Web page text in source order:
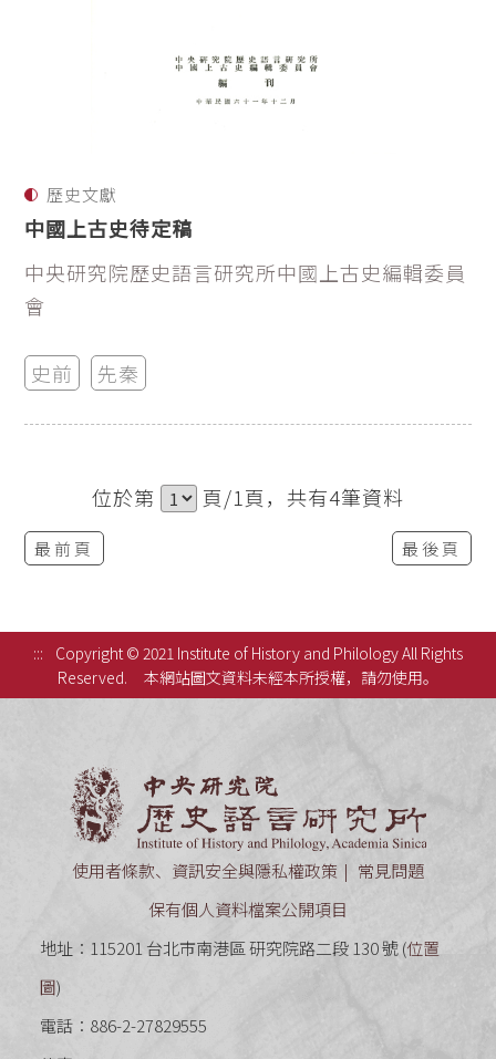
歷史文獻
中國上古史待定稿
中央研究院歷史語言研究所中國上古史編輯委員
會
史前 先秦
位於第 頁/1頁，共有4筆資料
最前頁 最後頁
:::
Copyright © 2021 Institute of History and Philology All Rights
Reserved.
本網站圖文資料未經本所授權，請勿使用。
使用者條款、資訊安全與隱私權政策
常見問題
保有個人資料檔案公開項目
地址：115201 台北市南港區 研究院路二段 130 號 (位置
圖)
電話：886-2-27829555